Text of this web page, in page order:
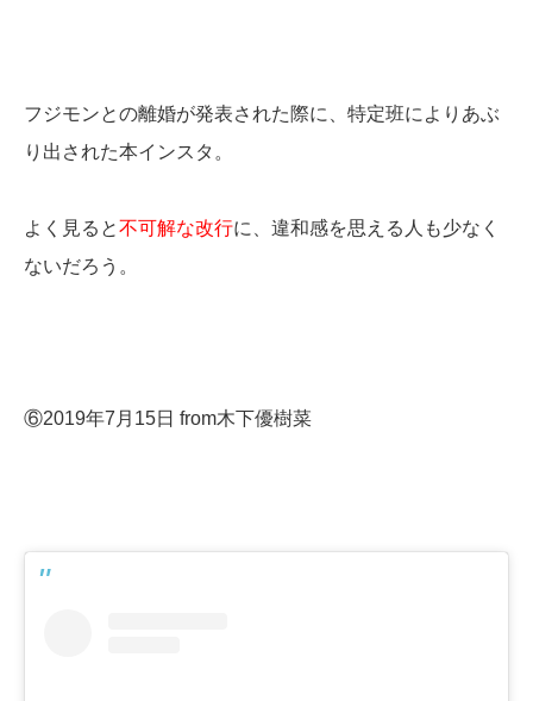
フジモンとの離婚が発表された際に、特定班によりあぶ
り出された本インスタ。
よく見ると不可解な改行に、違和感を思える人も少なく
ないだろう。
⑥2019年7月15日 from木下優樹菜